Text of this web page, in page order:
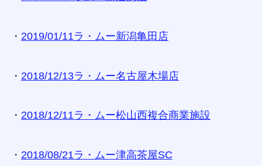
・ 2019/01/11ラ・ムー新潟亀田店
・ 2018/12/13ラ・ムー名古屋木場店
・ 2018/12/11ラ・ムー松山西複合商業施設
・ 2018/08/21ラ・ムー津高茶屋SC